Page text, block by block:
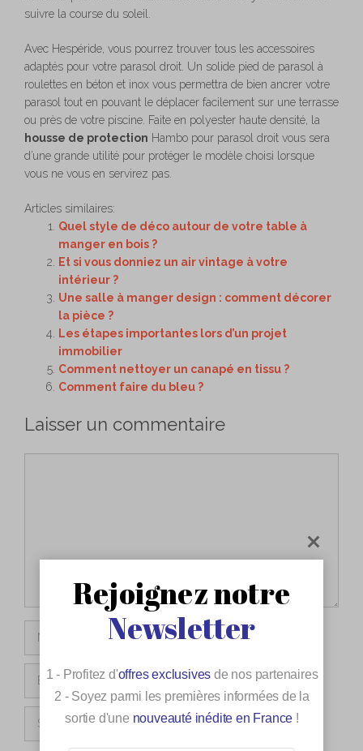
suivre la course du soleil.
Avec Hespéride, vous pourrez trouver tous les accessoires
adaptés pour votre parasol droit. Un solide pied de parasol à
roulettes en béton et inox vous permettra de bien ancrer votre
parasol tout en pouvant le déplacer facilement sur une terrasse
ou près de votre piscine. Faite en polyester haute densité, la
housse de protection Hambo pour parasol droit vous sera
d’une grande utilité pour protéger le modèle choisi lorsque
vous ne vous en servirez pas.
Articles similaires:
Quel style de déco autour de votre table à
manger en bois ?
Et si vous donniez un air vintage à votre
intérieur ?
Une salle à manger design : comment décorer
la pièce ?
Les étapes importantes lors d’un projet
immobilier
Comment nettoyer un canapé en tissu ?
Comment faire du bleu ?
Laisser un commentaire
Rejoignez notre
Newsletter
1 - Profitez d'offres exclusives de nos partenaires
2 - Soyez parmi les premières informées de la
sortie d'une nouveauté inédite en France !